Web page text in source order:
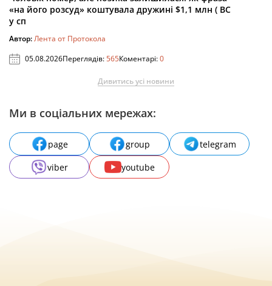
«на його розсуд» коштувала дружині $1,1 млн ( ВС
у сп
Автор:Лента от Протокола
05.08.2026Переглядів:565Коментарі:0
Дивитись усі новини
Ми в соціальних мережах:
page group
telegram
viber
youtube